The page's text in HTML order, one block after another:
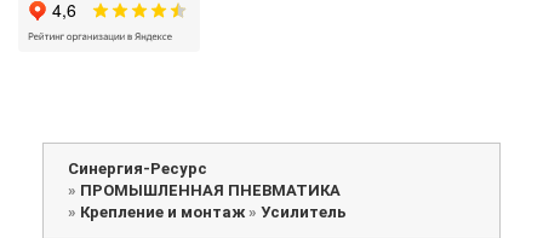
Синергия-Ресурс
» ПРОМЫШЛЕННАЯ ПНЕВМАТИКА
» Крепление и монтаж » Усилитель